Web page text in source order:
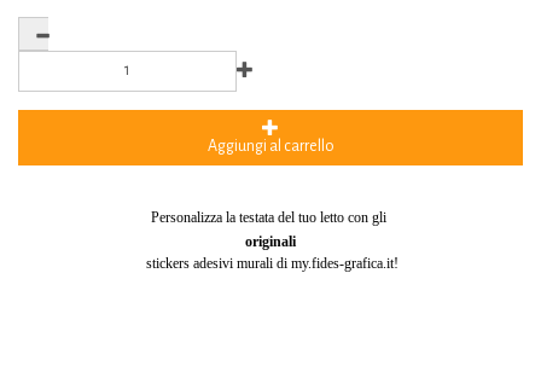
Aggiungi al carrello
Personalizza la testata del tuo letto con gli
originali
stickers adesivi murali di my.fides-grafica.it!